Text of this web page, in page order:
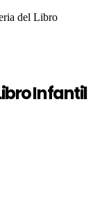
del Libro
Infantil